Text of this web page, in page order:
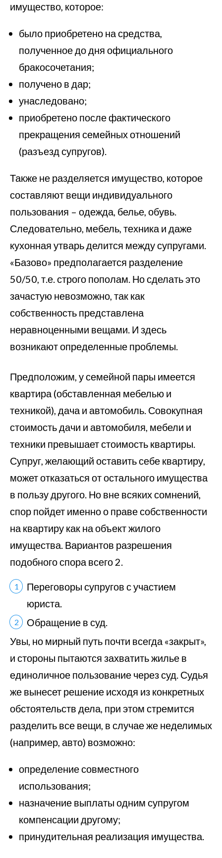
имущество, которое:
было приобретено на средства,
полученное до дня официального
бракосочетания;
получено в дар;
унаследовано;
приобретено после фактического
прекращения семейных отношений
(разъезд супругов).
Также не разделяется имущество, которое
составляют вещи индивидуального
пользования – одежда, белье, обувь.
Следовательно, мебель, техника и даже
кухонная утварь делится между супругами.
«Базово» предполагается разделение
50/50, т.е. строго пополам. Но сделать это
зачастую невозможно, так как
собственность представлена
неравноценными вещами. И здесь
возникают определенные проблемы.
Предположим, у семейной пары имеется
квартира (обставленная мебелью и
техникой), дача и автомобиль. Совокупная
стоимость дачи и автомобиля, мебели и
техники превышает стоимость квартиры.
Супруг, желающий оставить себе квартиру,
может отказаться от остального имущества
в пользу другого. Но вне всяких сомнений,
спор пойдет именно о праве собственности
на квартиру как на объект жилого
имущества. Вариантов разрешения
подобного спора всего 2.
Переговоры супругов с участием
юриста.
Обращение в суд.
Увы, но мирный путь почти всегда «закрыт»,
и стороны пытаются захватить жилье в
единоличное пользование через суд. Судья
же вынесет решение исходя из конкретных
обстоятельств дела, при этом стремится
разделить все вещи, в случае же неделимых
(например, авто) возможно:
определение совместного
использования;
назначение выплаты одним супругом
компенсации другому;
принудительная реализация имущества.